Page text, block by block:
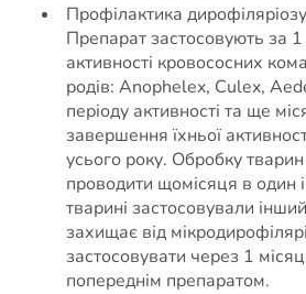
Профілактика
Препарат застосовують за 1
активності кровососних
родів: Anophelex, Culex,
періоду активності та ще
завершення їхньої
усього року. Обробку
проводити щомісяця в один
тварині застосовували
захищає від
застосовувати через 1
попереднім препаратом.